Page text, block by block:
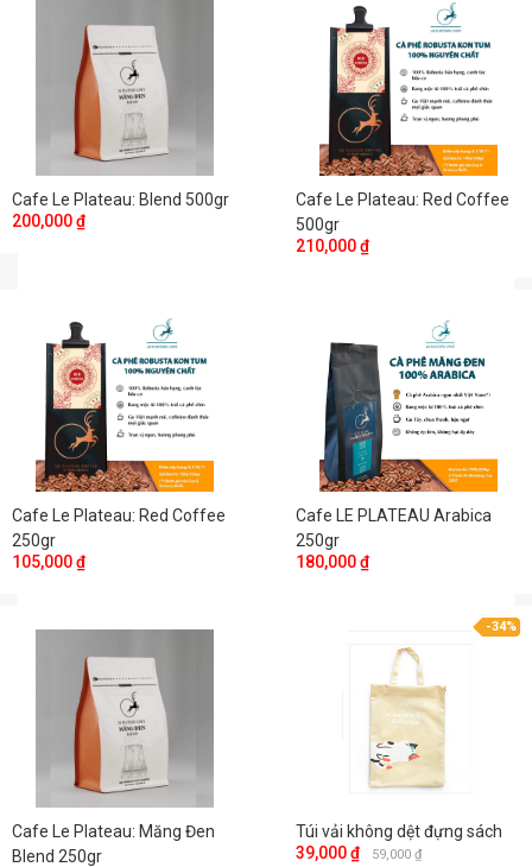
Cafe Le Plateau: Blend 500gr
200,000 ₫
Cafe Le Plateau: Red Coffee
500gr
210,000 ₫
Cafe Le Plateau: Red Coffee
250gr
105,000 ₫
Cafe LE PLATEAU Arabica
250gr
180,000 ₫
Cafe Le Plateau: Măng Đen
Blend 250gr
Túi vải không dệt đựng sách
39,000 ₫
59,000 ₫
-34%